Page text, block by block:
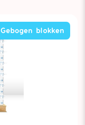
Gebogen blokken